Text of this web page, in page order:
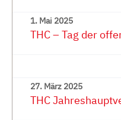
1. Mai 2025
THC – Tag der
27. März 2025
THC